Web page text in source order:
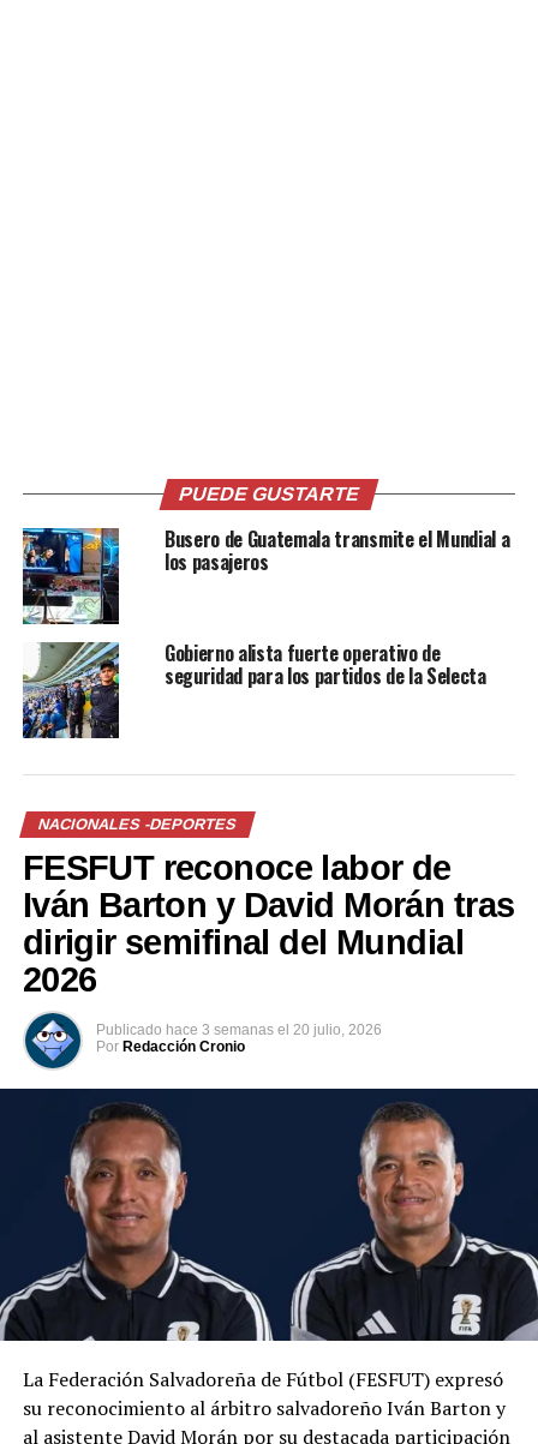
(@SuperFutbolSV)
28, 2025
Comparte esto:
Me gusta esto:
Relacionado
VIDEO | “Bolo, borracho e hijo
de pu…”, Nelson Ancheta, DT
de Municipal Limeño al ´Gullit
´ Peña de FAS
6 mayo, 2021
En «Nacionales -deportes»
FOTOS | Se suicida «El
Pipiripi», exjugador del CD
Municipal Limeño
En «Nacionales -deportes»
Suspenden partido de
PUEDE GUSTARTE
Busero de Guatemala transmite el Mundial a
los pasajeros
Gobierno alista fuerte operativo de
seguridad para los partidos de la Selecta
NACIONALES -DEPORTES
FESFUT reconoce labor de
Iván Barton y David Morán tras
dirigir semifinal del Mundial
2026
Publicado hace 3 semanas el 20 julio, 2026
Por Redacción Cronio
La Federación Salvadoreña de Fútbol (FESFUT) expresó
su reconocimiento al árbitro salvadoreño Iván Barton y
al asistente David Morán por su destacada participación